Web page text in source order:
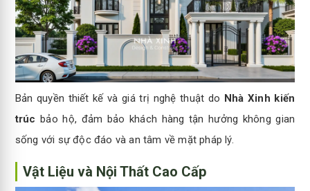
Bản quyền thiết kế và giá trị nghệ thuật do Nhà Xinh kiến
trúc bảo hộ, đảm bảo khách hàng tận hưởng không gian
sống với sự độc đáo và an tâm về mặt pháp lý.
Vật Liệu và Nội Thất Cao Cấp